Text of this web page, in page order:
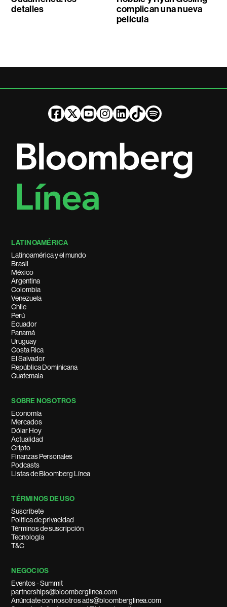
detalles
complican una nueva
película
LATINOAMÉRICA
Latinoamérica y el mundo
Brasil
México
Argentina
Colombia
Venezuela
Chile
Perú
Ecuador
Panamá
Uruguay
Costa Rica
El Salvador
República Dominicana
Guatemala
SOBRE NOSOTROS
Economía
Mercados
Dólar Hoy
Actualidad
Cripto
Finanzas Personales
Podcasts
Listas de Bloomberg Línea
TÉRMINOS DE USO
Suscríbete
Política de privacidad
Términos de suscripción
Tecnología
T&C
NEGOCIOS
Eventos - Summit
partnerships@bloomberglinea.com
Anúnciate con nosotros ads@bloomberglinea.com